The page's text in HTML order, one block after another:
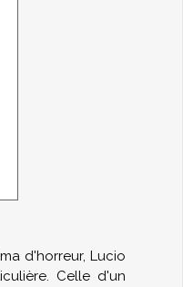
d'horreur, Lucio
Celle d'un